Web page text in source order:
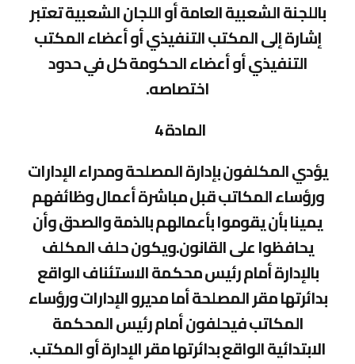
باللجنة الشعبية العامة أو اللجان الشعبية تعتبر
إشارة إلى المكتب التنفيذي أو أعضاء المكتب
التنفيذي أو أعضاء الحكومة كل في حدود
اختصاصه.
المادة 4
يؤدي المكلفون بإدارة المصلحة ومدراء الإدارات
ورؤساء المكاتب قبل مباشرة أعمال وظائفهم
يمينا بأن يقوموا بأعمالهم بالذمة والصدق وأن
يحافظوا على القانون.ويكون حلف المكلف
بالإدارة أمام رئيس محكمة الاستئناف الواقع
بدائرتها مقر المصلحة أما مديرو الإدارات ورؤساء
المكاتب فيحلفون أمام رئيس المحكمة
الابتدائية الواقع بدائرتها مقر الإدارة أو المكتب.